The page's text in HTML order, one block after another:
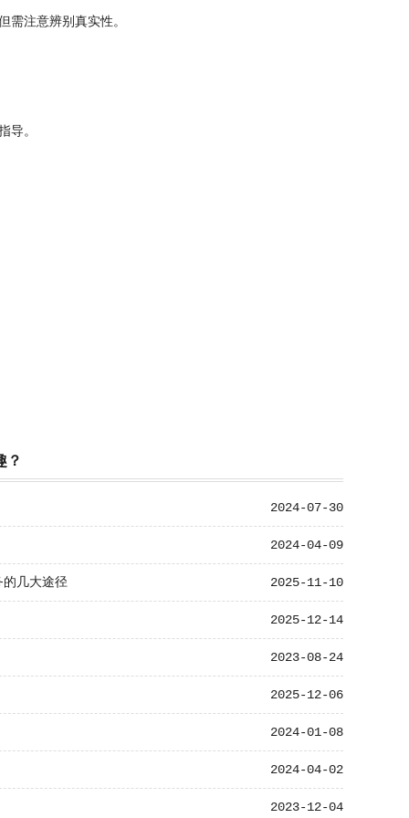
注意辨别真实性。
导。
？
2024-07-30
2024-04-09
2025-11-10
的几大途径
2025-12-14
2023-08-24
2025-12-06
2024-01-08
2024-04-02
2023-12-04